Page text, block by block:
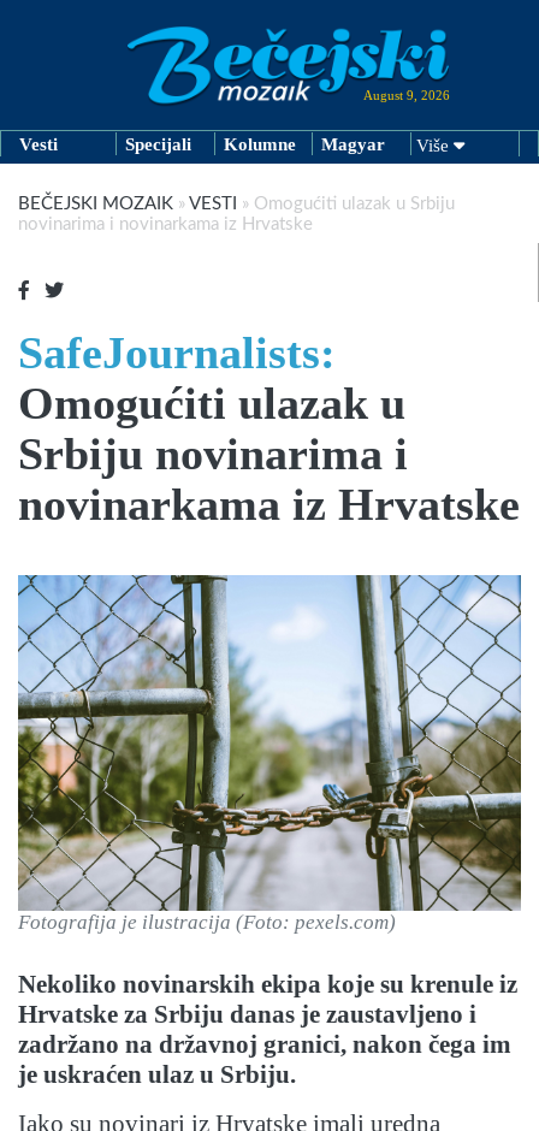
August 9, 2026
Vesti Specijali Kolumne Magyar Više
BEČEJSKI MOZAIK » VESTI » Omogućiti ulazak u Srbiju
novinarima i novinarkama iz Hrvatske
SafeJournalists:
Omogućiti ulazak u
Srbiju novinarima i
novinarkama iz Hrvatske
Fotografija je ilustracija (Foto: pexels.com)
Nekoliko novinarskih ekipa koje su krenule iz
Hrvatske za Srbiju danas je zaustavljeno i
zadržano na državnoj granici, nakon čega im
je uskraćen ulaz u Srbiju.
Iako su novinari iz Hrvatske imali uredna